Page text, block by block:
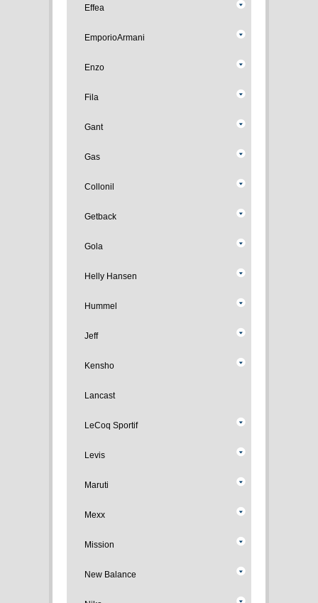
Effea
EmporioArmani
Enzo
Fila
Gant
Gas
Collonil
Getback
Gola
Helly Hansen
Hummel
Jeff
Kensho
Lancast
LeCoq Sportif
Levis
Maruti
Mexx
Mission
New Balance